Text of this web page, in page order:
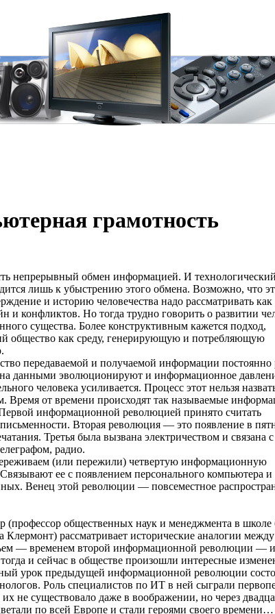
грамотность
непрерывный обмен информацией. И технологический
лишь к убыстрению этого обмена. Возможно, что
и историю человечества надо рассматривать как
и конфликтов. Но тогда трудно говорить о развитии
существа. Более конструктивным кажется подход,
общество как среду, генерирующую и потребляющую
передаваемой и получаемой информации постоянно
данными эволюционируют и информационное
человека усиливается. Процесс этот нельзя
Время от времени происходят так называемые
информационной революцией принято считать
Вторая революция — это появление в
Третья была вызвана электричеством и связана с
радио.
(или пережили) четвертую информационную
ее с появлением персонального компьютера и
Венец этой революции — повсеместное
(профессор общественных наук и менеджмента в школе
Клермонт) рассматривает исторические аналогии
— временем второй информационной революции —
и сейчас в обществе произошли интересные
урок предыдущей информационной революции
Роль специалистов по ИТ в ней сыграли
не существовало даже в воображении, но через
по всей Европе и стали героями своего